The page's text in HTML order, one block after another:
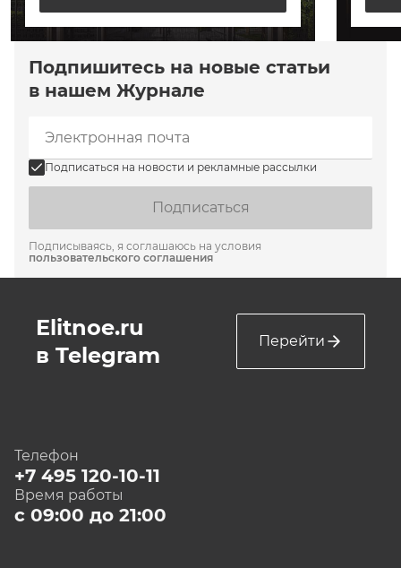
Подпишитесь на новые статьи
в нашем Журнале
Подписаться на новости и рекламные рассылки
Подписаться
Подписываясь, я соглашаюсь на условия
пользовательского соглашения
Elitnoe.ru
в Telegram
Перейти
Телефон
+7 495 120-10-11
Время работы
с 09:00 до 21:00